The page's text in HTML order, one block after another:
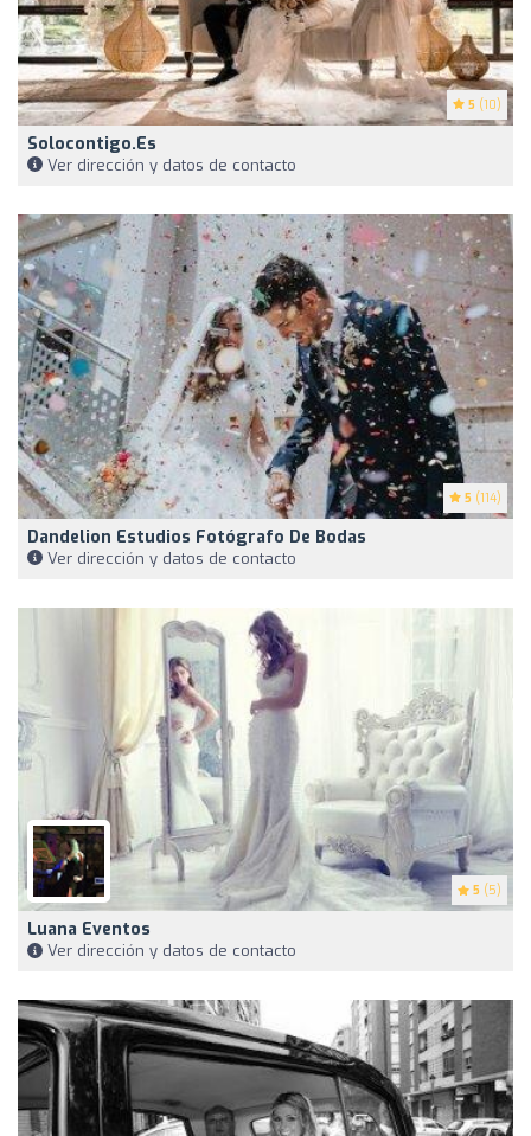
5 (10)
Solocontigo.es
Ver dirección y datos de contacto
5 (114)
Dandelion Estudios Fotógrafo De Bodas
Ver dirección y datos de contacto
5 (5)
Luana Eventos
Ver dirección y datos de contacto